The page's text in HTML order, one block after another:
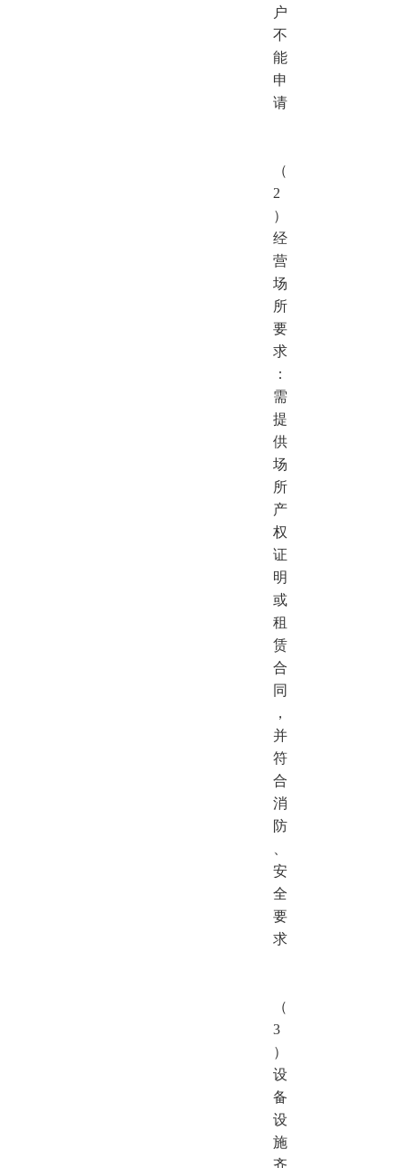
户
不
能
申
请
（
2
）
经
营
场
所
要
求
：
需
提
供
场
所
产
权
证
明
或
租
赁
合
同
，
并
符
合
消
防
安
全
要
求
（
3
）
设
备
设
施
齐